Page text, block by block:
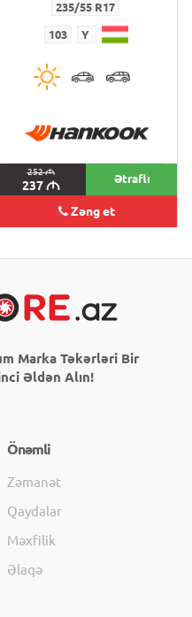
235/55 R17
103 Y
252M
237M Ətraflı
Zəng et
Marka Təkərləri Bir
Əldən Alın!
Önəmli
Zəmanət
Qaydalar
Məxfilik
Əlaqə